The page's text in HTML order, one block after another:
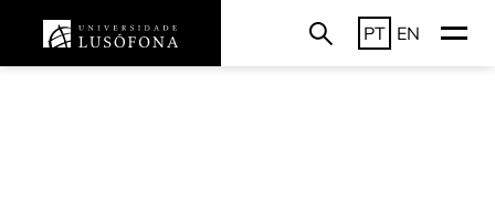
PT EN